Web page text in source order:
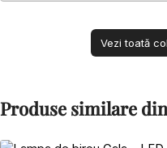
Vezi toată
Produse similare